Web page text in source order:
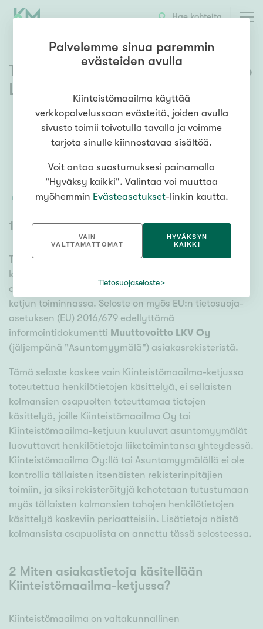
Hae kohteita
Tietosuojaseloste – Muuttovoitto
LKV Oy
Suomeksi In English På Svenska
Tulosta
1 Yleistä
Tässä selosteessa kuvataan, miten asiakastietoja
käsitellään Kiinteistömaailma-ketjun
asuntomyymälässä ja yleisesti Kiinteistömaailma-
ketjun toiminnassa. Seloste on myös EU:n tietosuoja-
asetuksen (EU) 2016/679 edellyttämä
informointidokumentti Muuttovoitto LKV Oy
(jäljempänä "Asuntomyymälä") asiakasrekisteristä.
Tämä seloste koskee vain Kiinteistömaailma-ketjussa
toteutettua henkilötietojen käsittelyä, ei sellaisten
kolmansien osapuolten toteuttamaa tietojen
käsittelyä, joille Kiinteistömaailma Oy tai
Kiinteistömaailma-ketjuun kuuluvat asuntomyymälät
luovuttavat henkilötietoja liiketoimintansa yhteydessä.
Kiinteistömaailma Oy:llä tai Asuntomyymälällä ei ole
kontrollia tällaisten itsenäisten rekisterinpitäjien
toimiin, ja siksi rekisteröityjä kehotetaan tutustumaan
myös tällaisten kolmansien tahojen henkilötietojen
käsittelyä koskeviin periaatteisiin. Lisätietoja näistä
kolmansista osapuolista on annettu tässä selosteessa.
2 Miten asiakastietoja käsitellään
Kiinteistömaailma-ketjussa?
Kiinteistömaailma on valtakunnallinen
Palvelemme sinua paremmin
evästeiden avulla
Kiinteistömaailma käyttää
verkkopalvelussaan evästeitä, joiden avulla
sivusto toimii toivotulla tavalla ja voimme
tarjota sinulle kiinnostavaa sisältöä.
Voit antaa suostumuksesi painamalla
"Hyväksy kaikki". Valintaa voi muuttaa
myöhemmin Evästeasetukset-linkin kautta.
VAIN
VÄLTTÄMÄTTÖMÄT
HYVÄKSYN
KAIKKI
Tietosuojaseloste